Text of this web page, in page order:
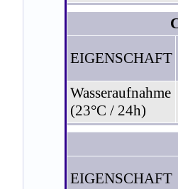
EIGENSCHAFT
Wasseraufnahme
(23°C / 24h)
EIGENSCHAFT